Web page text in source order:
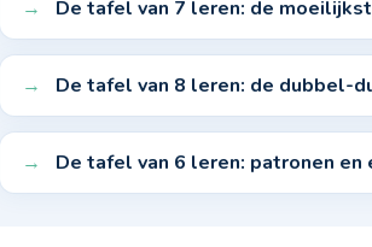
De tafel van 7 leren: de
De tafel van 8 leren: de dubbel-
De tafel van 6 leren: patronen